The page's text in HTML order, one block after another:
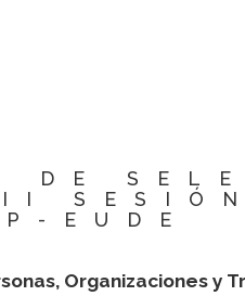
DE
EUDE
Organizaciones y